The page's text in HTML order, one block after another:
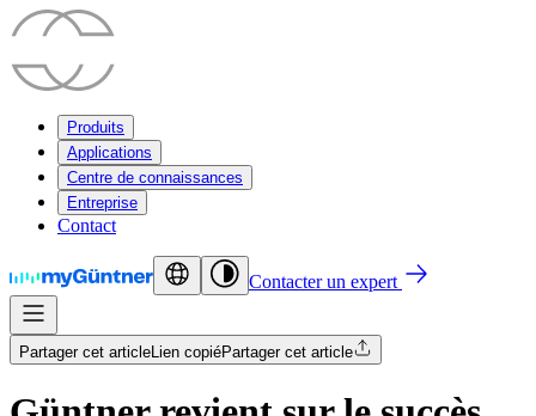
Produits
Applications
Centre de connaissances
Entreprise
Contact
Contacter un expert
Partager cet articleLien copiéPartager cet article